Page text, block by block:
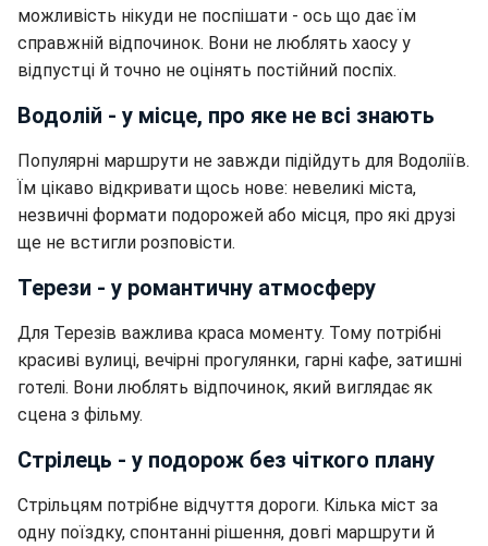
можливість нікуди не поспішати - ось що дає їм
справжній відпочинок. Вони не люблять хаосу у
відпустці й точно не оцінять постійний поспіх.
Водолій - у місце, про яке не всі знають
Популярні маршрути не завжди підійдуть для Водоліїв.
Їм цікаво відкривати щось нове: невеликі міста,
незвичні формати подорожей або місця, про які друзі
ще не встигли розповісти.
Терези - у романтичну атмосферу
Для Терезів важлива краса моменту. Тому потрібні
красиві вулиці, вечірні прогулянки, гарні кафе, затишні
готелі. Вони люблять відпочинок, який виглядає як
сцена з фільму.
Стрілець - у подорож без чіткого плану
Стрільцям потрібне відчуття дороги. Кілька міст за
одну поїздку, спонтанні рішення, довгі маршрути й